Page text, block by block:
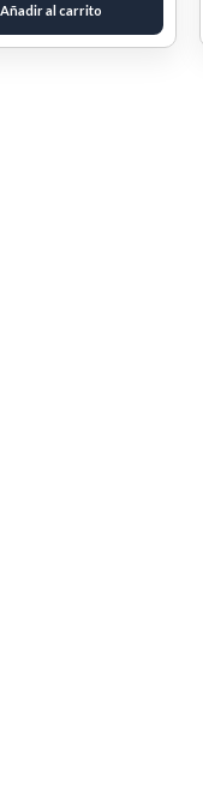
Añadir al carrito